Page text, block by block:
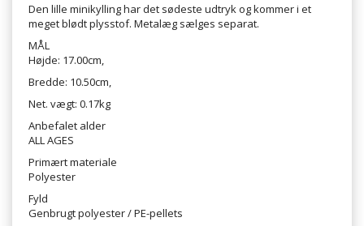
Den lille minikylling har det sødeste udtryk og kommer i et
meget blødt plysstof. Metalæg sælges separat.
MÅL
Højde: 17.00cm,
Bredde: 10.50cm,
Net. vægt: 0.17kg
Anbefalet alder
ALL AGES
Primært materiale
Polyester
Fyld
Genbrugt polyester / PE-pellets